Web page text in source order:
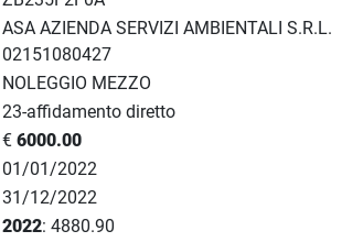
ASA AZIENDA SERVIZI AMBIENTALI S.R.L.
02151080427
NOLEGGIO MEZZO
23-affidamento diretto
€ 6000.00
01/01/2022
31/12/2022
2022: 4880.90